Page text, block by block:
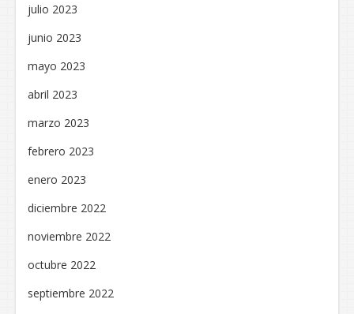
julio 2023
junio 2023
mayo 2023
abril 2023
marzo 2023
febrero 2023
enero 2023
diciembre 2022
noviembre 2022
octubre 2022
septiembre 2022